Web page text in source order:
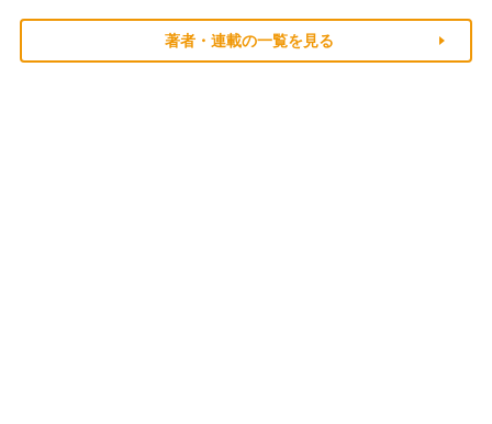
著者・連載の一覧を見る